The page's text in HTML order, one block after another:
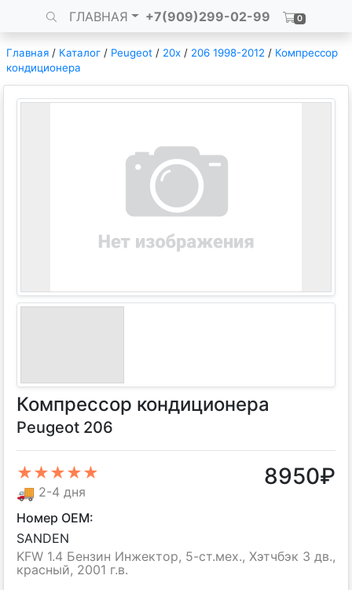
ГЛАВНАЯ +7(909)299-02-99 0
Главная / Каталог / Peugeot / 20x / 206 1998-2012 / Компрессор
кондиционера
Компрессор кондиционера
Peugeot 206
★★★★★
🚚 2-4 дня
8950₽
Номер OEM:
SANDEN
KFW 1.4 Бензин Инжектор, 5-ст.мех., Хэтчбэк 3 дв.,
красный, 2001 г.в.